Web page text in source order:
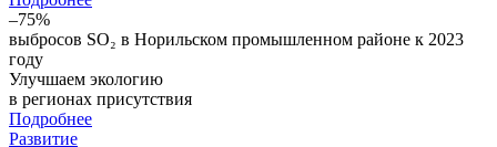
–75%
выбросов SO₂ в Норильском промышленном районе к 2023
году
Улучшаем экологию
в регионах присутствия
Подробнее
Развитие